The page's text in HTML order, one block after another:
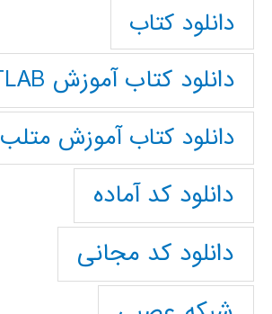
دانلود کتاب
دانلود کتاب آموزش MATLAB
دانلود کتاب آموزش متلب
دانلود کد آماده
دانلود کد مجانی